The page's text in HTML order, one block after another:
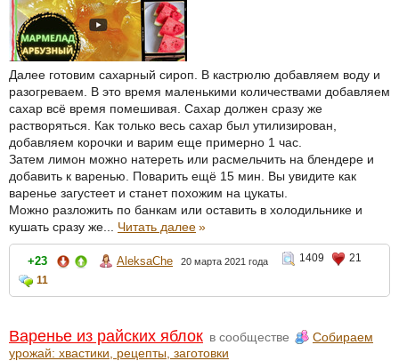
Далее готовим сахарный сироп. В кастрюлю добавляем воду и
разогреваем. В это время маленькими количествами добавляем
сахар всё время помешивая. Сахар должен сразу же
растворяться. Как только весь сахар был утилизирован,
добавляем корочки и варим еще примерно 1 час.
Затем лимон можно натереть или расмельчить на блендере и
добавить к варенью. Поварить ещё 15 мин. Вы увидите как
варенье загустеет и станет похожим на цукаты.
Можно разложить по банкам или оставить в холодильнике и
кушать сразу же... Читать далее»
+23 AleksaChe 20 марта 2021 года 1409
21
11
Варенье из райских яблок в сообществе
Собираем
урожай: хвастики, рецепты, заготовки